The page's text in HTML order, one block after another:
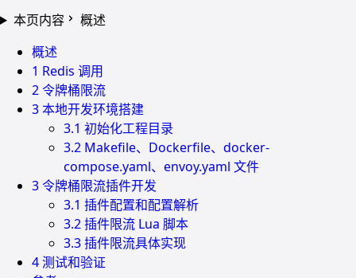
本页内容
概述
概述
1 Redis 调用
2 令牌桶限流
3 本地开发环境搭建
3.1 初始化工程目录
3.2 Makefile、Dockerfile、docker-
compose.yaml、envoy.yaml 文件
3 令牌桶限流插件开发
3.1 插件配置和配置解析
3.2 插件限流 Lua 脚本
3.3 插件限流具体实现
4 测试和验证